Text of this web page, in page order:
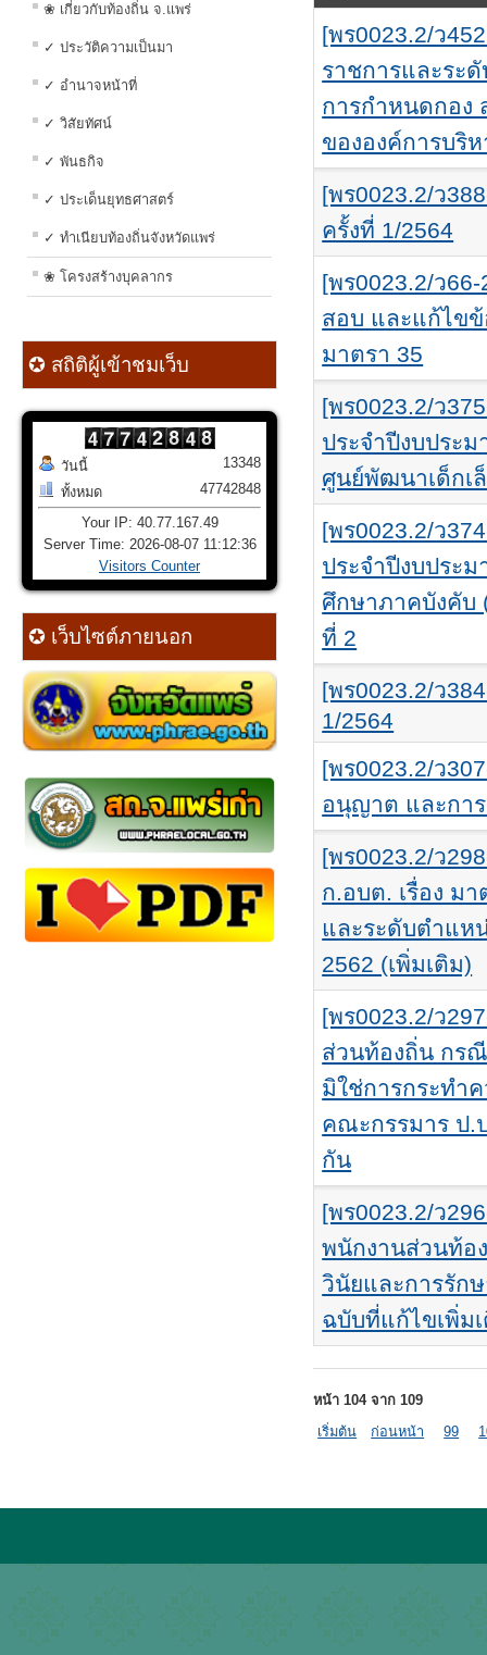
❀ เกี่ยวกับท้องถิ่น จ.แพร่
✓ ประวัติความเป็นมา
✓ อำนาจหน้าที่
✓ วิสัยทัศน์
✓ พันธกิจ
✓ ประเด็นยุทธศาสตร์
✓ ทำเนียบท้องถิ่นจังหวัดแพร่
❀ โครงสร้างบุคลากร
✪ สถิติผู้เข้าชมเว็บ
วันนี้
ทั้งหมด
13348
47742848
Your IP: 40.77.167.49
Server Time: 2026-08-07 11:12:36
Visitors Counter
✪ เว็บไซต์ภายนอก
[พร0023.2/ว
ราชการและระ
การกำหนดกอง
ขององค์การบริ
[พร0023.2/ว
ครั้งที่ 1/2564
[พร0023.2/ว
สอบ และแก้ไข
มาตรา 35
[พร0023.2/ว
ประจำปีงบประ
ศูนย์พัฒนาเด็กเ
[พร0023.2/ว
ประจำปีงบประ
ศึกษาภาคบังคับ
ที่ 2
[พร0023.2/ว
1/2564
[พร0023.2/ว
อนุญาต และกา
[พร0023.2/ว
ก.อบต. เรื่อง ม
และระดับตำแห
2562 (เพิ่มเติม)
[พร0023.2/ว
ส่วนท้องถิ่น กร
มิใช่การกระทำ
คณะกรรมาร ป.
กัน
[พร0023.2/ว
พนักงานส่วนท้อ
วินัยและการรัก
ฉบับที่แก้ไขเพิ่ม
หน้า 104 จาก 109
เริ่มต้น
ก่อนหน้า 99